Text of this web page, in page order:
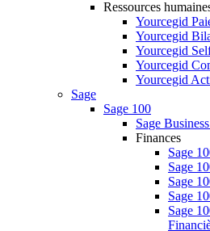
Ressources
Yourcegid
Yourcegid
Yourcegid
Yourcegid
Yourcegid
Sage
Sage 100
Sage
Finances
Sage
Sage
Sage
Sage
Sage